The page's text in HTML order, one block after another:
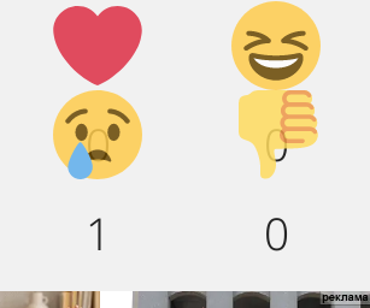
Лайк!
0
Дикий
смех!
0
Грусть :(
1
Палец
вниз!
0